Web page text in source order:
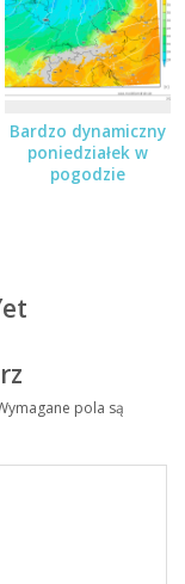
Bardzo dynamiczny
poniedziałek w
pogodzie
pola są